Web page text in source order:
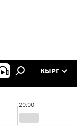
КЫРГ
20:00